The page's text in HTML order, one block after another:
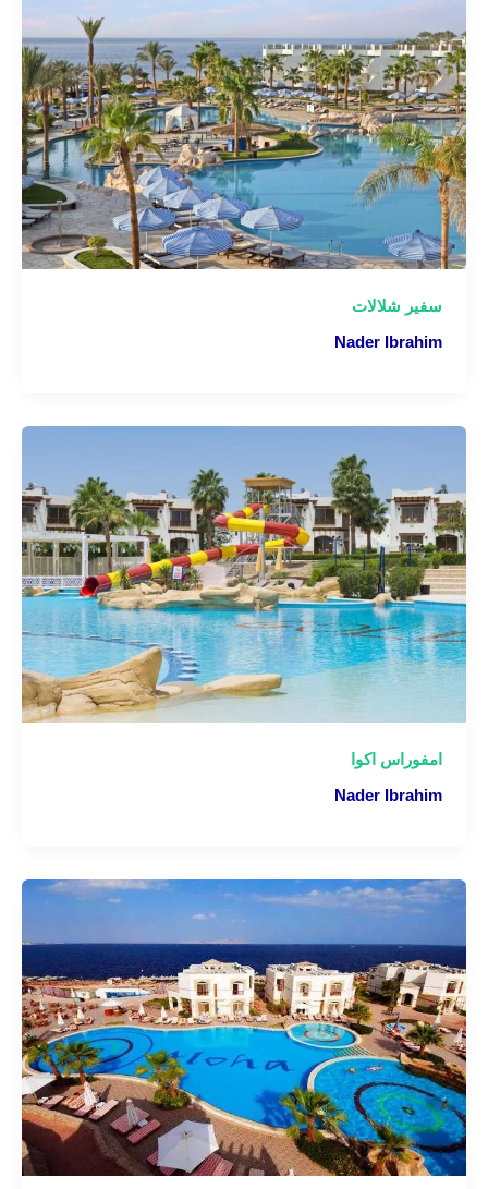
سفير شلالات
Nader Ibrahim
امفوراس اكوا
Nader Ibrahim